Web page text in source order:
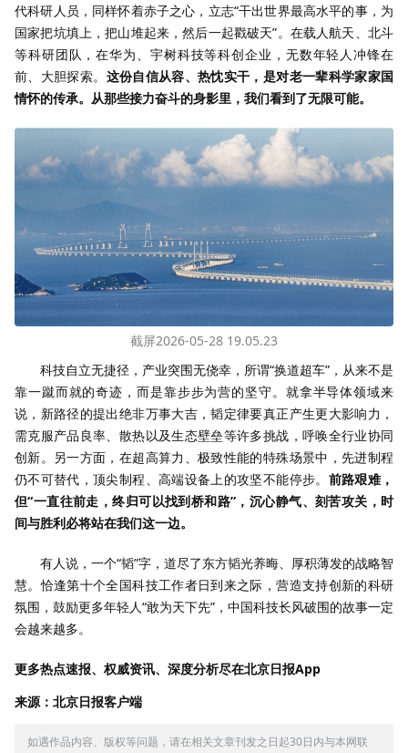
代科研人员，同样怀着赤子之心，立志“干出世界最高水平的事，为
国家把坑填上，把山堆起来，然后一起戳破天”。在载人航天、北斗
等科研团队，在华为、宇树科技等科创企业，无数年轻人冲锋在
前、大胆探索。 这份自信从容、热忱实干，是对老一辈科学家家国
情怀的传承。从那些接力奋斗的身影里，我们看到了无限可能。
截屏2026-05-28 19.05.23
科技自立无捷径，产业突围无侥幸，所谓“换道超车”，从来不是
靠一蹴而就的奇迹，而是靠步步为营的坚守。就拿半导体领域来
说，新路径的提出绝非万事大吉，韬定律要真正产生更大影响力，
需克服产品良率、散热以及生态壁垒等许多挑战，呼唤全行业协同
创新。另一方面，在超高算力、极致性能的特殊场景中，先进制程
仍不可替代，顶尖制程、高端设备上的攻坚不能停步。 前路艰难，
但“一直往前走，终归可以找到桥和路”，沉心静气、刻苦攻关，时
间与胜利必将站在我们这一边。
有人说，一个“韬”字，道尽了东方韬光养晦、厚积薄发的战略智
慧。恰逢第十个全国科技工作者日到来之际，营造支持创新的科研
氛围，鼓励更多年轻人“敢为天下先”，中国科技长风破围的故事一定
会越来越多。
更多热点速报、权威资讯、深度分析尽在北京日报App
来源：北京日报客户端
如遇作品内容、版权等问题，请在相关文章刊发之日起30日内与本网联